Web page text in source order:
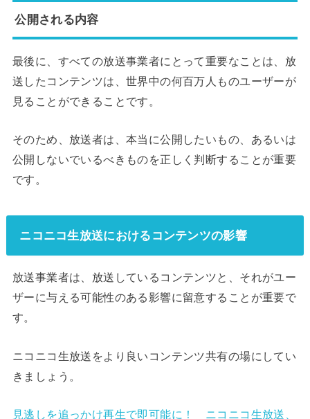
公開される内容
最後に、すべての放送事業者にとって重要なことは、放
送したコンテンツは、世界中の何百万人ものユーザーが
見ることができることです。
そのため、放送者は、本当に公開したいもの、あるいは
公開しないでいるべきものを正しく判断することが重要
です。
ニコニコ生放送におけるコンテンツの影響
放送事業者は、放送しているコンテンツと、それがユー
ザーに与える可能性のある影響に留意することが重要で
す。
ニコニコ生放送をより良いコンテンツ共有の場にしてい
きましょう。
見逃しを追っかけ再生で即可能に！ ニコニコ生放送、